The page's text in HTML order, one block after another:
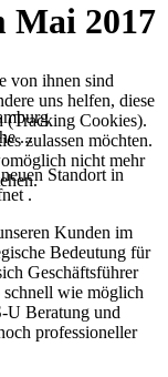
Mai 2017
...
Standort in
.
Kunden im
Bedeutung für
Geschäftsführer
wie möglich
U Beratung und
professioneller
von ihnen sind
uns helfen, diese
(Tracking Cookies).
zulassen möchten.
nicht mehr